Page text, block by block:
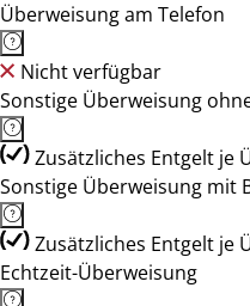
Überweisung am Telefon
Nicht verfügbar
Sonstige Überweisung
Zusätzliches Entgelt je
Sonstige Überweisung mit
Zusätzliches Entgelt je
Echtzeit-Überweisung